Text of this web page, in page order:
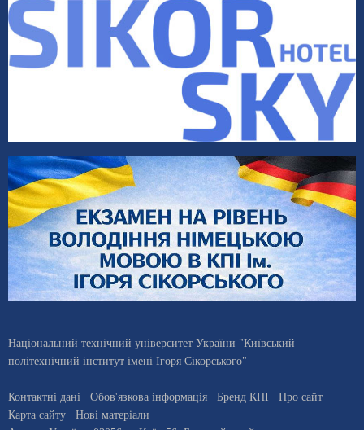
Національний технічний університет України "Київський
політехнічний інститут імені Ігоря Сікорського"
Контактні дані Обов'язкова інформація Бренд КПІ
Про сайт
Карта сайту
Нові матеріали